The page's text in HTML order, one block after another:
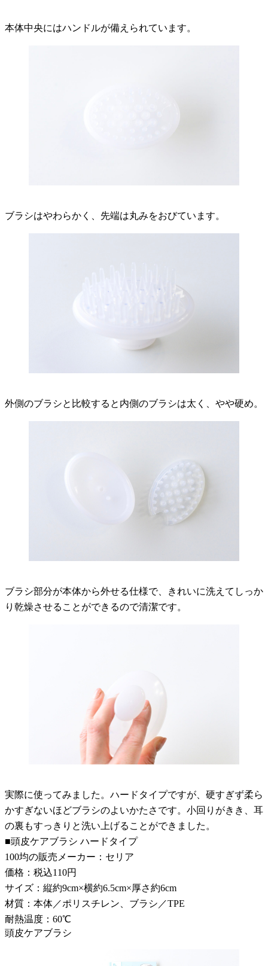
本体中央にはハンドルが備えられています。
ブラシはやわらかく、先端は丸みをおびています。
外側のブラシと比較すると内側のブラシは太く、やや硬め。
ブラシ部分が本体から外せる仕様で、きれいに洗えてしっか
り乾燥させることができるので清潔です。
実際に使ってみました。ハードタイプですが、硬すぎず柔ら
かすぎないほどブラシのよいかたさです。小回りがきき、耳
の裏もすっきりと洗い上げることができました。
■頭皮ケアブラシ ハードタイプ
100均の販売メーカー：セリア
価格：税込110円
サイズ：縦約9cm×横約6.5cm×厚さ約6cm
材質：本体／ポリスチレン、ブラシ／TPE
耐熱温度：60℃
頭皮ケアブラシ